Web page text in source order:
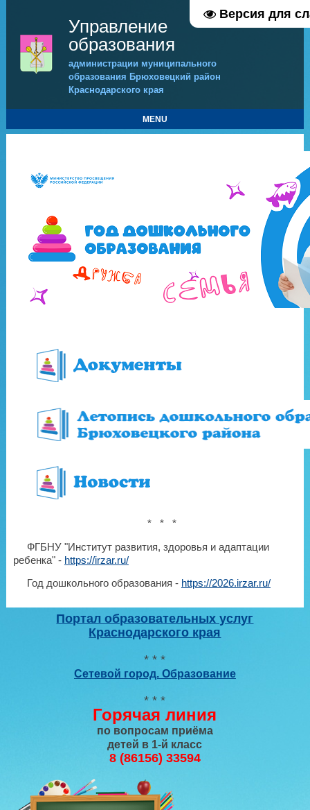
Версия для
Управление
образования
администрации муниципального
образования Брюховецкий район
Краснодарского края
MENU
* * *
ФГБНУ "Институт развития, здоровья и адаптации
ребенка" - https://irzar.ru/
Год дошкольного образования - https://2026.irzar.ru/
Портал образовательных услуг
Краснодарского края
* * *
Сетевой город. Образование
* * *
Горячая линия
по вопросам приёма
детей в 1-й класс
8 (86156) 33594